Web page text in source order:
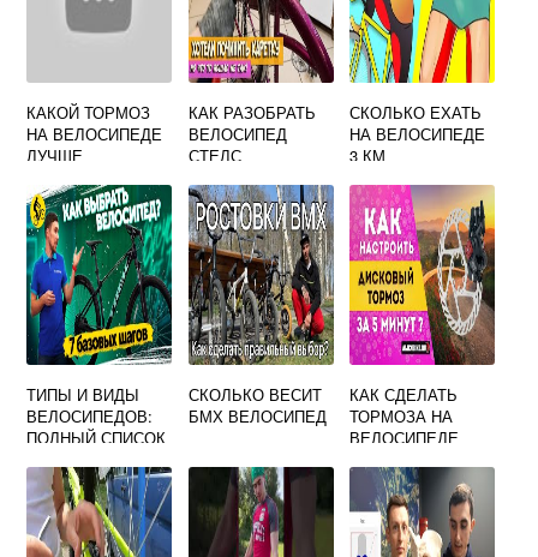
КАКОЙ ТОРМОЗ
НА ВЕЛОСИПЕДЕ
ЛУЧШЕ
КАК РАЗОБРАТЬ
ВЕЛОСИПЕД
СТЕЛС
СКОЛЬКО ЕХАТЬ
НА ВЕЛОСИПЕДЕ
3 КМ
ТИПЫ И ВИДЫ
ВЕЛОСИПЕДОВ:
ПОЛНЫЙ СПИСОК
СКОЛЬКО ВЕСИТ
БМХ ВЕЛОСИПЕД
КАК СДЕЛАТЬ
ТОРМОЗА НА
ВЕЛОСИПЕДЕ
ЗАДНИЕ
ДИСКОВЫЕ